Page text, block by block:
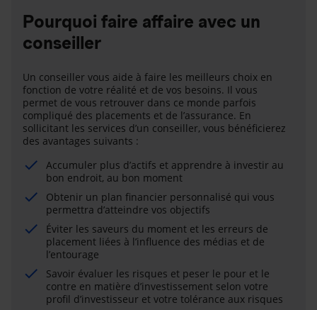
Pourquoi faire affaire avec un
conseiller
Un conseiller vous aide à faire les meilleurs choix en
fonction de votre réalité et de vos besoins. Il vous
permet de vous retrouver dans ce monde parfois
compliqué des placements et de l’assurance. En
sollicitant les services d’un conseiller, vous bénéficierez
des avantages suivants :
Accumuler plus d’actifs et apprendre à investir au
bon endroit, au bon moment
Obtenir un plan financier personnalisé qui vous
permettra d’atteindre vos objectifs
Éviter les saveurs du moment et les erreurs de
placement liées à l’influence des médias et de
l’entourage
Savoir évaluer les risques et peser le pour et le
contre en matière d’investissement selon votre
profil d’investisseur et votre tolérance aux risques